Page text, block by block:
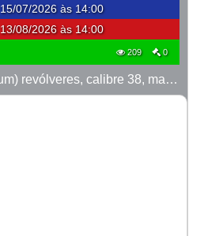
15/07/2026 às 14:00
13/08/2026 às 14:00
209 0
LOTE 18 - 21 (vinte e um) revólveres, calibre 38, marca Taurus